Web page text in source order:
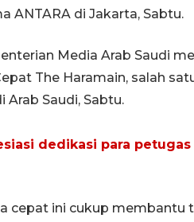
ANTARA di Jakarta, Sabtu.
Media Arab Saudi
The Haramain, salah
Arab Saudi, Sabtu.
dedikasi para
cepat ini cukup membantu